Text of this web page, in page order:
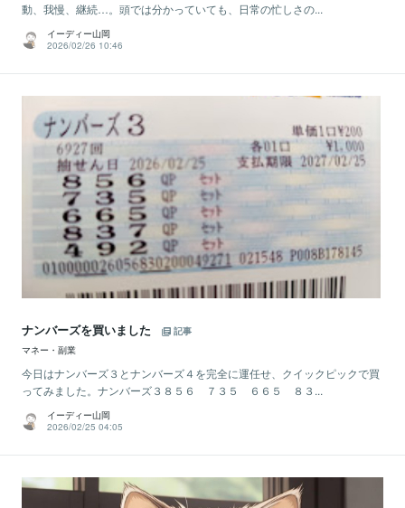
動、我慢、継続…。頭では分かっていても、日常の忙しさの...
イーディー山岡
2026/02/26 10:46
ナンバーズを買いました
記事
マネー・副業
今日はナンバーズ３とナンバーズ４を完全に運任せ、クイックピックで買
ってみました。ナンバーズ３８５６ ７３５ ６６５ ８３...
イーディー山岡
2026/02/25 04:05